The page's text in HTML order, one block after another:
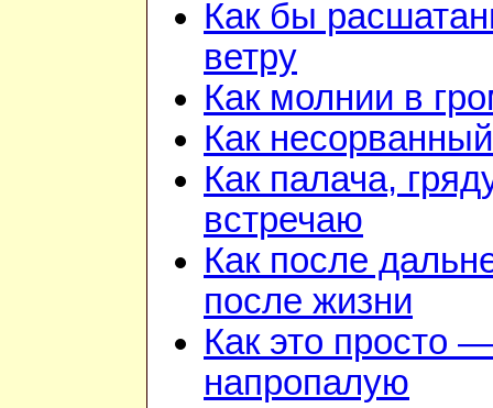
Как бы
ветру
Как молнии в
Как
Как палача,
встречаю
Как после
после жизни
Как это просто
напропалую